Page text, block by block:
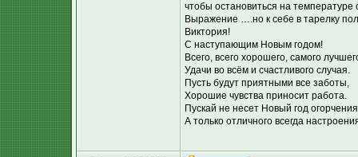
чтобы остановиться на
Выражение ….но к себе в тарелку
Виктория!
С наступающим Новым годом!
Всего, всего хорошего, самого
Удачи во всём и счастливого случая.
Пусть будут приятными все заботы,
Хорошие чувства приносит работа.
Пускай не несет Новый год
А только отличного всегда